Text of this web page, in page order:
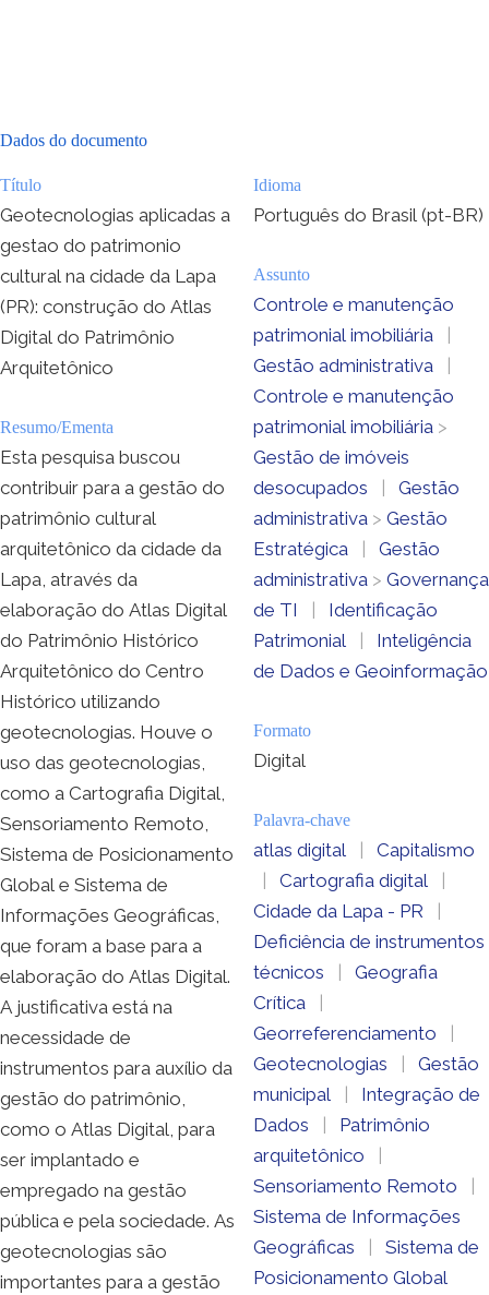
Dados do documento
Título
Geotecnologias aplicadas a
gestao do patrimonio
cultural na cidade da Lapa
(PR): construção do Atlas
Digital do Patrimônio
Arquitetônico
Resumo/Ementa
Esta pesquisa buscou
contribuir para a gestão do
patrimônio cultural
arquitetônico da cidade da
Lapa, através da
elaboração do Atlas Digital
do Patrimônio Histórico
Arquitetônico do Centro
Histórico utilizando
geotecnologias. Houve o
uso das geotecnologias,
como a Cartografia Digital,
Sensoriamento Remoto,
Sistema de Posicionamento
Global e Sistema de
Informações Geográficas,
que foram a base para a
elaboração do Atlas Digital.
A justificativa está na
necessidade de
instrumentos para auxílio da
gestão do patrimônio,
como o Atlas Digital, para
ser implantado e
empregado na gestão
pública e pela sociedade. As
geotecnologias são
importantes para a gestão
Idioma
Português do Brasil (pt-BR)
Assunto
Controle e manutenção
patrimonial imobiliária
|
Gestão administrativa
|
Controle e manutenção
patrimonial imobiliária >
Gestão de imóveis
desocupados
|
Gestão
administrativa > Gestão
Estratégica
|
Gestão
administrativa > Governança
de TI
|
Identificação
Patrimonial
|
Inteligência
de Dados e Geoinformação
Formato
Digital
Palavra-chave
atlas digital |
Capitalismo
|
Cartografia digital
|
Cidade da Lapa - PR
|
Deficiência de instrumentos
técnicos
|
Geografia
Crítica
|
Georreferenciamento
|
Geotecnologias
|
Gestão
municipal
|
Integração de
Dados
|
Patrimônio
arquitetônico
|
Sensoriamento Remoto
|
Sistema de Informações
Geográficas
|
Sistema de
Posicionamento Global